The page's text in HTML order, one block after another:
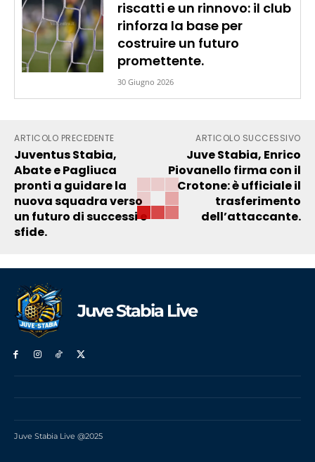
riscatti e un rinnovo: il club
rinforza la base per
costruire un futuro
promettente.
30 Giugno 2026
ARTICOLO PRECEDENTE
Juventus Stabia,
Abate e Pagliuca
pronti a guidare la
nuova squadra verso
un futuro di successi e
sfide.
ARTICOLO SUCCESSIVO
Juve Stabia, Enrico
Piovanello firma con il
Crotone: è ufficiale il
trasferimento
dell’attaccante.
Juve Stabia Live
Juve Stabia Live @2025